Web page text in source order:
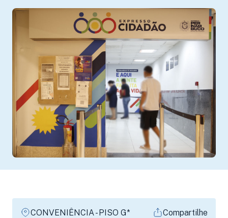
CONVENIÊNCIA - PISO G* Compartilhe